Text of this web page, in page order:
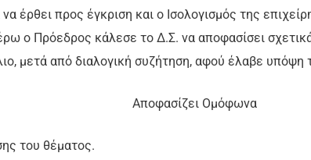
έρθει προς έγκριση και ο Ισολογισμός της
ο Πρόεδρος κάλεσε το Δ.Σ. να αποφασίσει
μετά από διαλογική συζήτηση, αφού έλαβε
Αποφασίζει Ομόφωνα
του θέματος.